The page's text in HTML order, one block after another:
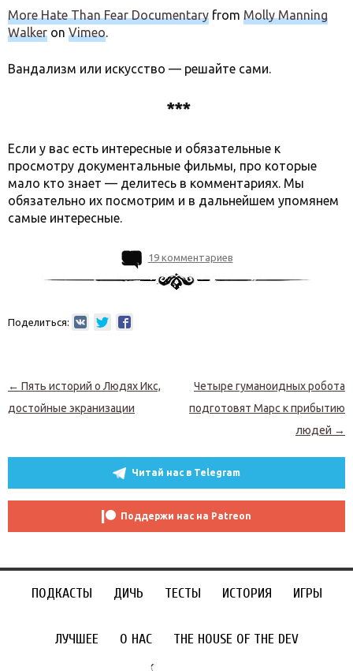
More Hate Than Fear Documentary from Molly Manning
Walker on Vimeo.
Вандализм или искусство — решайте сами.
***
Если у вас есть интересные и обязательные к
просмотру документальные фильмы, про которые
мало кто знает — делитесь в комментариях. Мы
обязательно их посмотрим и в дальнейшем упомянем
самые интересные.
19 комментариев
Поделиться:
Навигация по записям
← Пять историй о Людях Икс,
достойные экранизации
Четыре гуманоидных робота
подготовят Марс к прибытию
людей →
Читай нас в Telegram
Поддержи нас на Patreon
ПОДКАСТЫ ДИЧЬ ТЕСТЫ ИСТОРИЯ ИГРЫ
ЛУЧШЕЕ О НАС THE HOUSE OF THE DEV